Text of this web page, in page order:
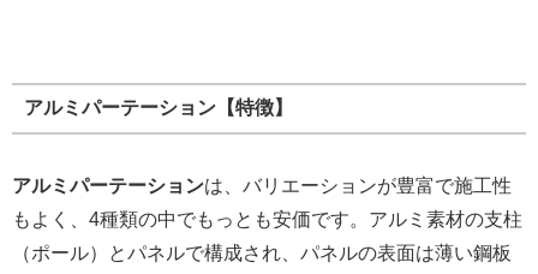
アルミパーテーション【特徴】
アルミパーテーションは、バリエーションが豊富で施工性
もよく、4種類の中でもっとも安価です。アルミ素材の支柱
（ポール）とパネルで構成され、パネルの表面は薄い鋼板